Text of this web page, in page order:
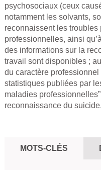
psychosociaux (ceux
notamment les solvants,
reconnaissent les
professionnelles, ainsi
des informations sur la
travail sont disponibles ;
du caractère
statistiques publiées par
maladies
reconnaissance du suicide.
MOTS-CLÉS